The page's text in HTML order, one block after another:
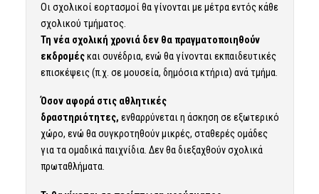
Οι σχολικοί εορτασμοί θα γίνονται με μέτρα εντός κάθε
σχολικού τμήματος.
Τη νέα σχολική χρονιά δεν θα πραγματοποιηθούν
εκδρομέςκαι συνέδρια, ενώ θα γίνονται εκπαιδευτικές
επισκέψεις (π.χ. σε μουσεία, δημόσια κτήρια) ανά τμήμα.
Όσον αφορά στις αθλητικές
δραστηριότητες, ενθαρρύνεται η άσκηση σε εξωτερικό
χώρο, ενώ θα συγκροτηθούν μικρές, σταθερές ομάδες
για τα ομαδικά παιχνίδια. Δεν θα διεξαχθούν σχολικά
πρωταθλήματα.